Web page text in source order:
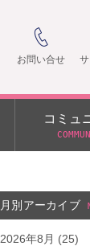
お問い合せ
コミュ
月別アーカイブ
2026年8月 (25)